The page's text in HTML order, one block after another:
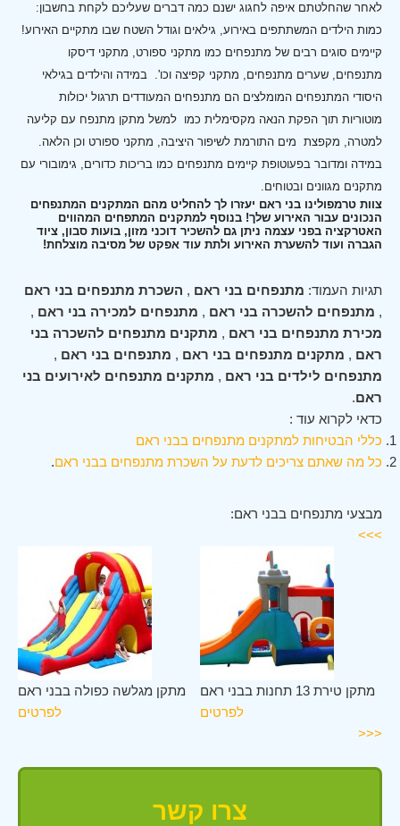
לאחר שהחלטתם איפה לחגוג ישנם כמה דברים שעליכם לקחת בחשבון:
כמות הילדים המשתתפים באירוע, גילאים וגודל השטח שבו מתקיים האירוע!
קיימים סוגים רבים של מתנפחים כמו מתקני ספורט, מתקני דיסקו
מתנפחים, שערים מתנפחים, מתקני קפיצה וכו'. במידה והילדים בגילאי
היסודי המתנפחים המומלצים הם מתנפחים המעודדים תרגול יכולות
מוטוריות תוך הפקת הנאה מקסימלית כמו למשל מתקן מתנפח עם קליעה
למטרה, מקפצת מים התורמת לשיפור היציבה, מתקני ספורט וכן הלאה.
במידה ומדובר בפעוטופת קיימים מתנפחים כמו בריכות כדורים, גימובורי עם
מתקנים מגוונים ובטוחים.
צוות טרמפולינו בני ראם יעזרו לך להחליט מהם המתקנים המתנפחים
הנכונים עבור האירוע שלך! בנוסף למתקנים המתפחים המהווים
האטרקציה בפני עצמה ניתן גם להשכיר דוכני מזון, בועות סבון, ציוד
הגברה ועוד להשערת האירוע ולתת עוד אפקט של מסיבה מוצלחת!
תגיות העמוד: מתנפחים בני ראם , השכרת מתנפחים בני ראם
, מתנפחים להשכרה בני ראם , מתנפחים למכירה בני ראם ,
מכירת מתנפחים בני ראם , מתקנים מתנפחים להשכרה בני
ראם , מתקנים מתנפחים בני ראם , מתנפחים בני ראם ,
מתנפחים לילדים בני ראם , מתקנים מתנפחים לאירועים בני
ראם.
כדאי לקרוא עוד :
כללי הבטיחות למתקנים מתנפחים בבני ראם
כל מה שאתם צריכים לדעת על השכרת מתנפחים בבני ראם.
מבצעי מתנפחים בבני ראם:
>>>
מתקן מגלשה כפולה בבני ראם
לפרטים
מתקן טירת 13 תחנות בבני ראם
לפרטים
<<<
צרו קשר